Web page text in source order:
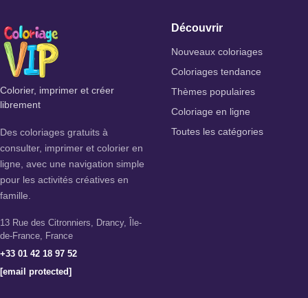
Colorier, imprimer et créer
librement
Des coloriages gratuits à
consulter, imprimer et colorier en
ligne, avec une navigation simple
pour les activités créatives en
famille.
13 Rue des Citronniers, Drancy, Île-
de-France, France
+33 01 42 18 97 52
[email protected]
Découvrir
Nouveaux coloriages
Coloriages tendance
Thèmes populaires
Coloriage en ligne
Toutes les catégories